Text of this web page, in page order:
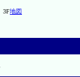
3F地図